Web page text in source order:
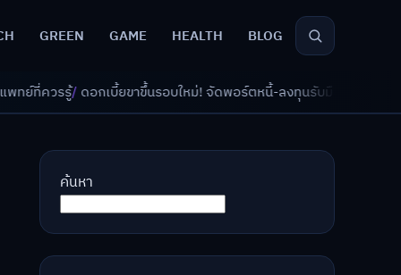
GREEN GAME HEALTH BLOG
เบี้ยขาขึ้นรอบใหม่! จัดพอร์ตหนี้-ลงทุนรับมืออย่างไรดี?/AI จัดพอร์ตเกษี
ค้นหา